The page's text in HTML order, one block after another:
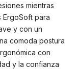
mientras
ErgoSoft para
y con un
comoda postura
con
y la confianza